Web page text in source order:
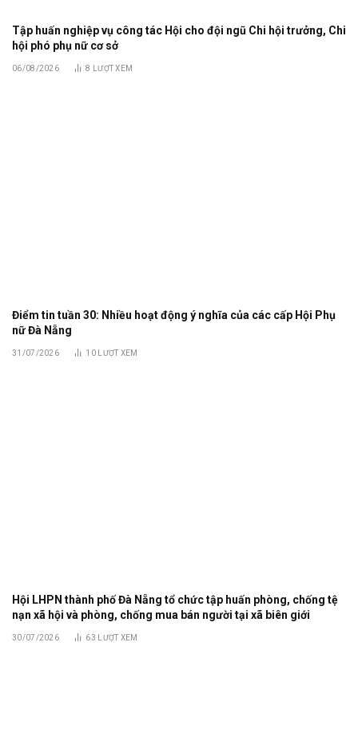
Tập huấn nghiệp vụ công tác Hội cho đội ngũ Chi hội trưởng, Chi
hội phó phụ nữ cơ sở
06/08/2026 8 LƯỢT XEM
Điểm tin tuần 30: Nhiều hoạt động ý nghĩa của các cấp Hội Phụ
nữ Đà Nẵng
31/07/2026 10 LƯỢT XEM
Hội LHPN thành phố Đà Nẵng tổ chức tập huấn phòng, chống tệ
nạn xã hội và phòng, chống mua bán người tại xã biên giới
30/07/2026 63 LƯỢT XEM